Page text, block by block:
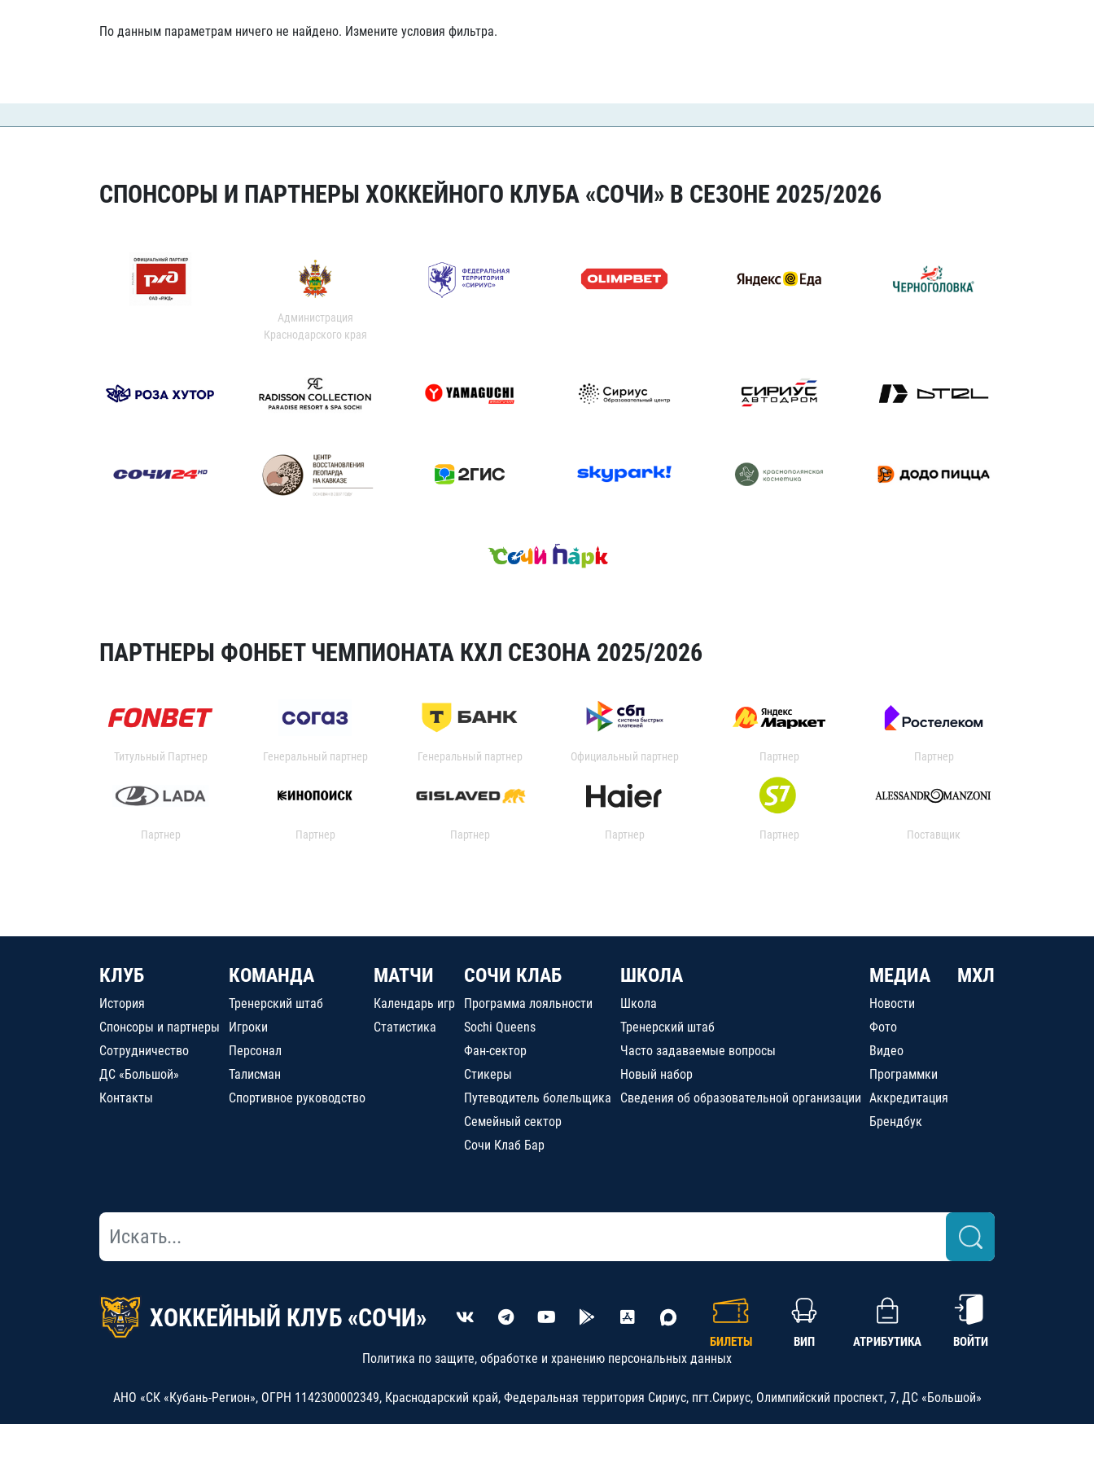
Северсталь Барыс
По данным параметрам ничего не найдено. Измените условия фильтра.
СПОНСОРЫ И ПАРТНЕРЫ ХОККЕЙНОГО КЛУБА «СОЧИ» В СЕЗОНЕ 2025/2026
Администрация
Краснодарского края
ПАРТНЕРЫ ФОНБЕТ ЧЕМПИОНАТА КХЛ СЕЗОНА 2025/2026
Титульный Партнер Генеральный партнер Генеральный партнер Официальный партнер Партнер Партнер
Партнер Партнер Партнер Партнер Партнер Поставщик
КЛУБ
История
Спонсоры и партнеры
Сотрудничество
ДС «Большой»
Контакты
КОМАНДА
Тренерский штаб
Игроки
Персонал
Талисман
Спортивное руководство
МАТЧИ
Календарь игр
Статистика
СОЧИ КЛАБ
Программа лояльности
Sochi Queens
Фан-сектор
Стикеры
Путеводитель болельщика
Семейный сектор
Сочи Клаб Бар
ШКОЛА
Школа
Тренерский штаб
Часто задаваемые вопросы
Новый набор
Сведения об образовательной организации
МЕДИА
Новости
Фото
Видео
Программки
Аккредитация
Брендбук
МХЛ
ХОККЕЙНЫЙ КЛУБ «СОЧИ»
БИЛЕТЫ ВИП АТРИБУТИКА ВОЙТИ
Политика по защите, обработке и хранению персональных данных
АНО «СК «Кубань-Регион», ОГРН 1142300002349, Краснодарский край, Федеральная территория Сириус, пгт.Сириус, Олимпийский проспект, 7, ДС «Большой»